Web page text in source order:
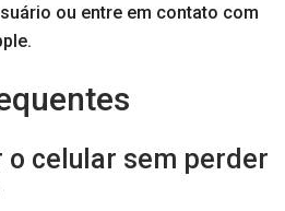
ou entre em contato com
celular sem perder